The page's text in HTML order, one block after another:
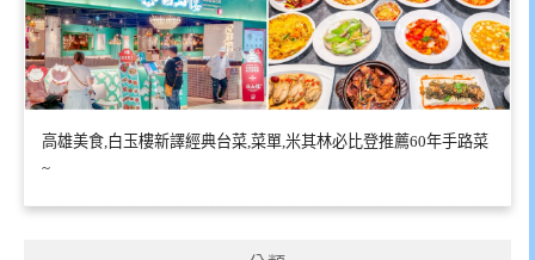
高雄美食,白玉樓新譯經典台菜,菜單,米其林必比登推薦60年手路菜
~